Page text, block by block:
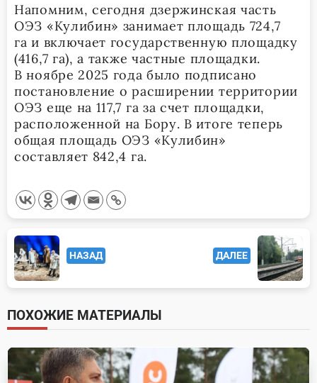
Напомним, сегодня дзержинская часть
ОЭЗ «Кулибин» занимает площадь 724,7
га и включает государственную площадку
(416,7 га), а также частные площадки.
В ноябре 2025 года было подписано
постановление о расширении территории
ОЭЗ еще на 117,7 га за счет площадки,
расположенной на Бору. В итоге теперь
общая площадь ОЭЗ «Кулибин»
составляет 842,4 га.
<span
class="nav-
subtitle
screen-
reader-
text">Page</span>
НАЗАД ДАЛЕЕ
ПОХОЖИЕ МАТЕРИАЛЫ